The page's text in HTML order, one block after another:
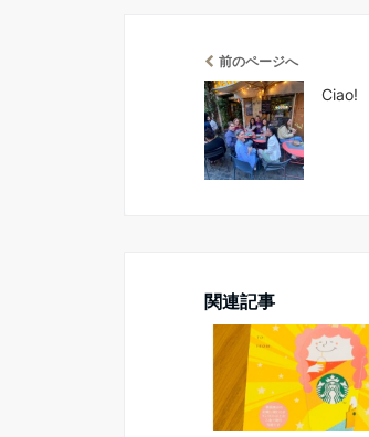
前のページへ
Ciao!
関連記事